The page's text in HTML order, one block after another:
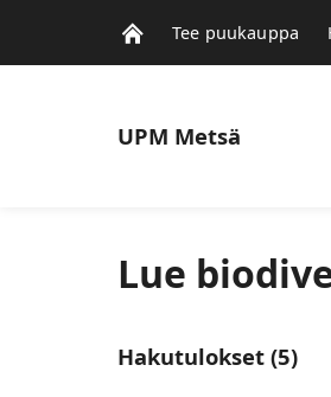
Tee puukauppa
UPM Metsä
Lue
Hakutulokset (5)